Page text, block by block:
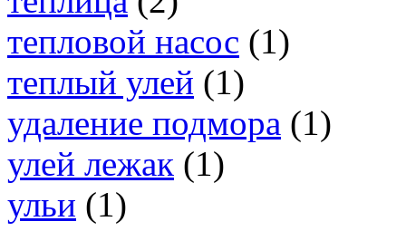
тепловой насос (1)
теплый улей (1)
удаление подмора (1)
улей лежак (1)
ульи (1)